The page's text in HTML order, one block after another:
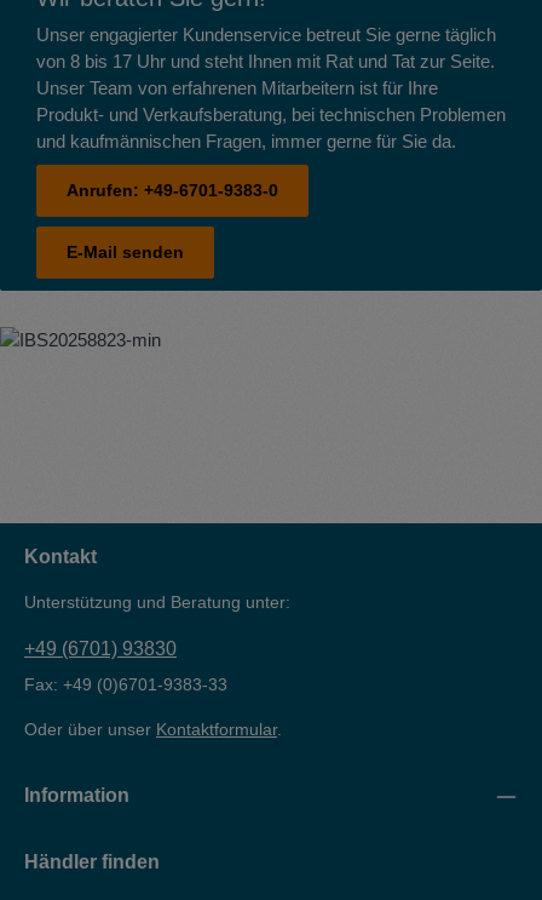
Unser engagierter Kundenservice betreut Sie gerne täglich
von 8 bis 17 Uhr und steht Ihnen mit Rat und Tat zur Seite.
Unser Team von erfahrenen Mitarbeitern ist für Ihre
Produkt- und Verkaufsberatung, bei technischen Problemen
und kaufmännischen Fragen, immer gerne für Sie da.
Anrufen: +49-6701-9383-0
E-Mail senden
Kontakt
Unterstützung und Beratung unter:
+49 (6701) 93830
Fax: +49 (0)6701-9383-33
Oder über unser Kontaktformular.
Information
Händler finden